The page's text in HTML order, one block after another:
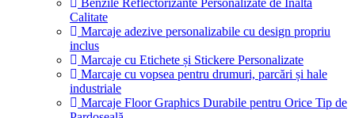
Benzile Reflectorizante Personalizate de Înaltă
Calitate
Marcaje adezive personalizabile cu design propriu
inclus
Marcaje cu Etichete și Stickere Personalizate
Marcaje cu vopsea pentru drumuri, parcări și hale
industriale
Marcaje Floor Graphics Durabile pentru Orice Tip de